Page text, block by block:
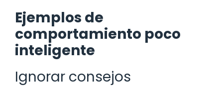
Ejemplos de
comportamiento poco
inteligente
Ignorar consejos